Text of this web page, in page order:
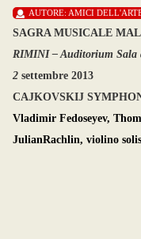
AUTORE: AMICI
SAGRA MUSICALE
RIMINI – Auditorium Sala
2 settembre 2013
CAJKOVSKIJ
Vladimir Fedoseyev,
JulianRachlin, violino